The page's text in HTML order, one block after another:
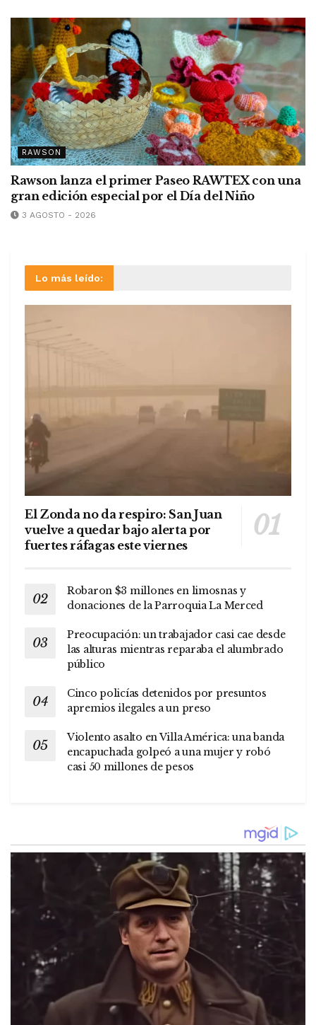
RAWSON
Rawson lanza el primer Paseo RAWTEX con una
gran edición especial por el Día del Niño
3 AGOSTO - 2026
Lo más leído:
El Zonda no da respiro: San Juan
vuelve a quedar bajo alerta por
fuertes ráfagas este viernes
Robaron $3 millones en limosnas y
donaciones de la Parroquia La Merced
Preocupación: un trabajador casi cae desde
las alturas mientras reparaba el alumbrado
público
Cinco policías detenidos por presuntos
apremios ilegales a un preso
Violento asalto en Villa América: una banda
encapuchada golpeó a una mujer y robó
casi 50 millones de pesos